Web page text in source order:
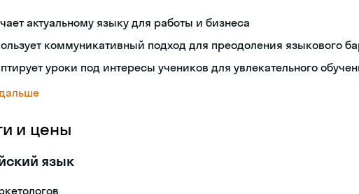
актуальному языку для работы и бизнеса
коммуникативный подход для преодоления языкового
уроки под интересы учеников для увлекательного
и цены
язык